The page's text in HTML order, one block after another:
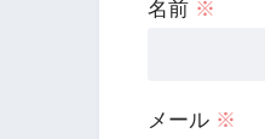
名前 ※
メール ※